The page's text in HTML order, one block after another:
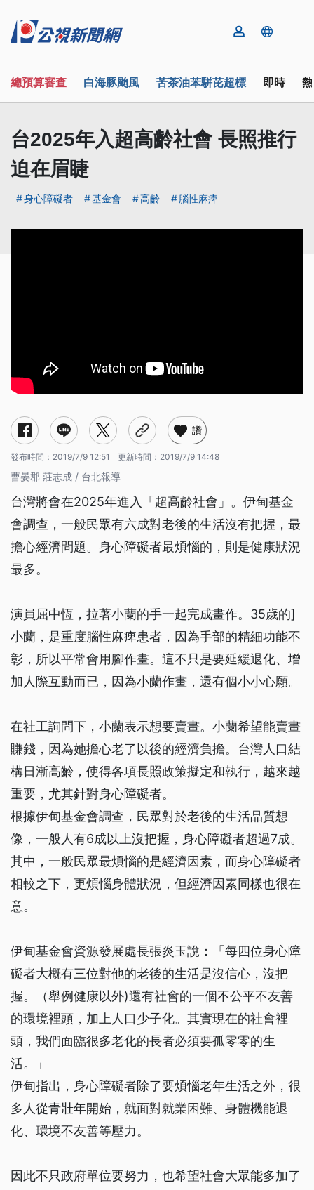
總預算審查 白海豚颱風 苦茶油苯駢芘超標 即時
台2025年入超高齡社會 長照推行
迫在眉睫
身心障礙者 基金會 高齡 腦性麻痺
讚
發布時間： 2019/7/9 12:51 更新時間： 2019/7/9 14:48
曹晏郡 莊志成 / 台北報導
台灣將會在2025年進入「超高齡社會」。伊甸基金
會調查，一般民眾有六成對老後的生活沒有把握，最
擔心經濟問題。身心障礙者最煩惱的，則是健康狀況
最多。
演員屈中恆，拉著小蘭的手一起完成畫作。35歲的]
小蘭，是重度腦性麻痺患者，因為手部的精細功能不
彰，所以平常會用腳作畫。這不只是要延緩退化、增
加人際互動而已，因為小蘭作畫，還有個小小心願。
在社工詢問下，小蘭表示想要賣畫。小蘭希望能賣畫
賺錢，因為她擔心老了以後的經濟負擔。台灣人口結
構日漸高齡，使得各項長照政策擬定和執行，越來越
重要，尤其針對身心障礙者。
根據伊甸基金會調查，民眾對於老後的生活品質想
像，一般人有6成以上沒把握，身心障礙者超過7成。
其中，一般民眾最煩惱的是經濟因素，而身心障礙者
相較之下，更煩惱身體狀況，但經濟因素同樣也很在
意。
伊甸基金會資源發展處長張炎玉說：「每四位身心障
礙者大概有三位對他的老後的生活是沒信心，沒把
握。（舉例健康以外)還有社會的一個不公平不友善
的環境裡頭，加上人口少子化。其實現在的社會裡
頭，我們面臨很多老化的長者必須要孤零零的生
活。」
伊甸指出，身心障礙者除了要煩惱老年生活之外，很
多人從青壯年開始，就面對就業困難、身體機能退
化、環境不友善等壓力。
因此不只政府單位要努力，也希望社會大眾能多加了